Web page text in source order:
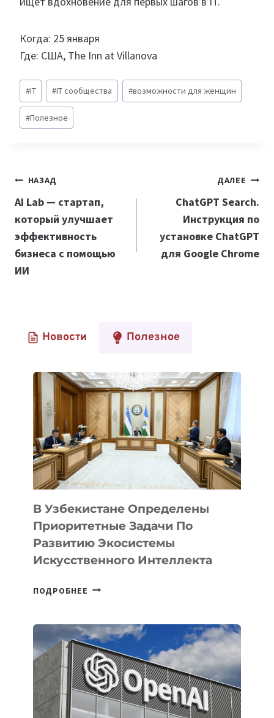
Когда: 25 января
Где: США, The Inn at Villanova
Метки
записи:
#IT #IT сообщества #возможности для женщин
#Полезное
Навигация
по
записям
НАЗАД
AI Lab — стартап,
который улучшает
эффективность
бизнеса с помощью
ИИ
ДАЛЕЕ
ChatGPT Search.
Инструкция по
установке ChatGPT
для Google Chrome
Новости Полезное
В Узбекистане Определены
Приоритетные Задачи По
Развитию Экосистемы
Искусственного Интеллекта
ПОДРОБНЕЕ
ПРИОРИТЕТНЫЕ
ЗАДАЧИ
ПО
РАЗВИТИЮ
ЭКОСИСТЕМЫ
ИСКУССТВЕННОГО